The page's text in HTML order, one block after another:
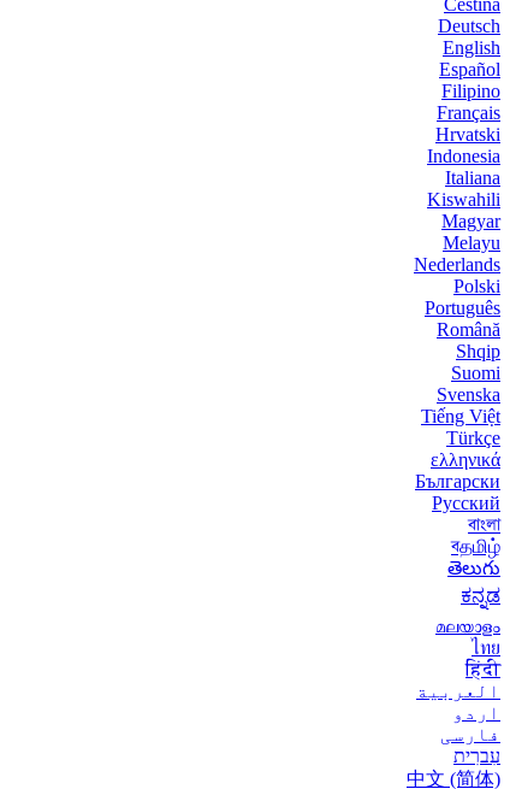
Deutsch
English
Español
Filipino
Français
Hrvatski
Indonesia
Italiana
Kiswahili
Magyar
Melayu
Nederlands
Polski
Português
Română
Shqip
Suomi
Svenska
Tiếng Việt
Türkçe
ελληνικά
Български
Русский
বাংলা
বதமிழ்
తెలుగు
ಕನ್ನಡ
മലയാളം
ไทย
हिंदी
العربية
اردو
فارسی
עִברִית
中文 (简体)